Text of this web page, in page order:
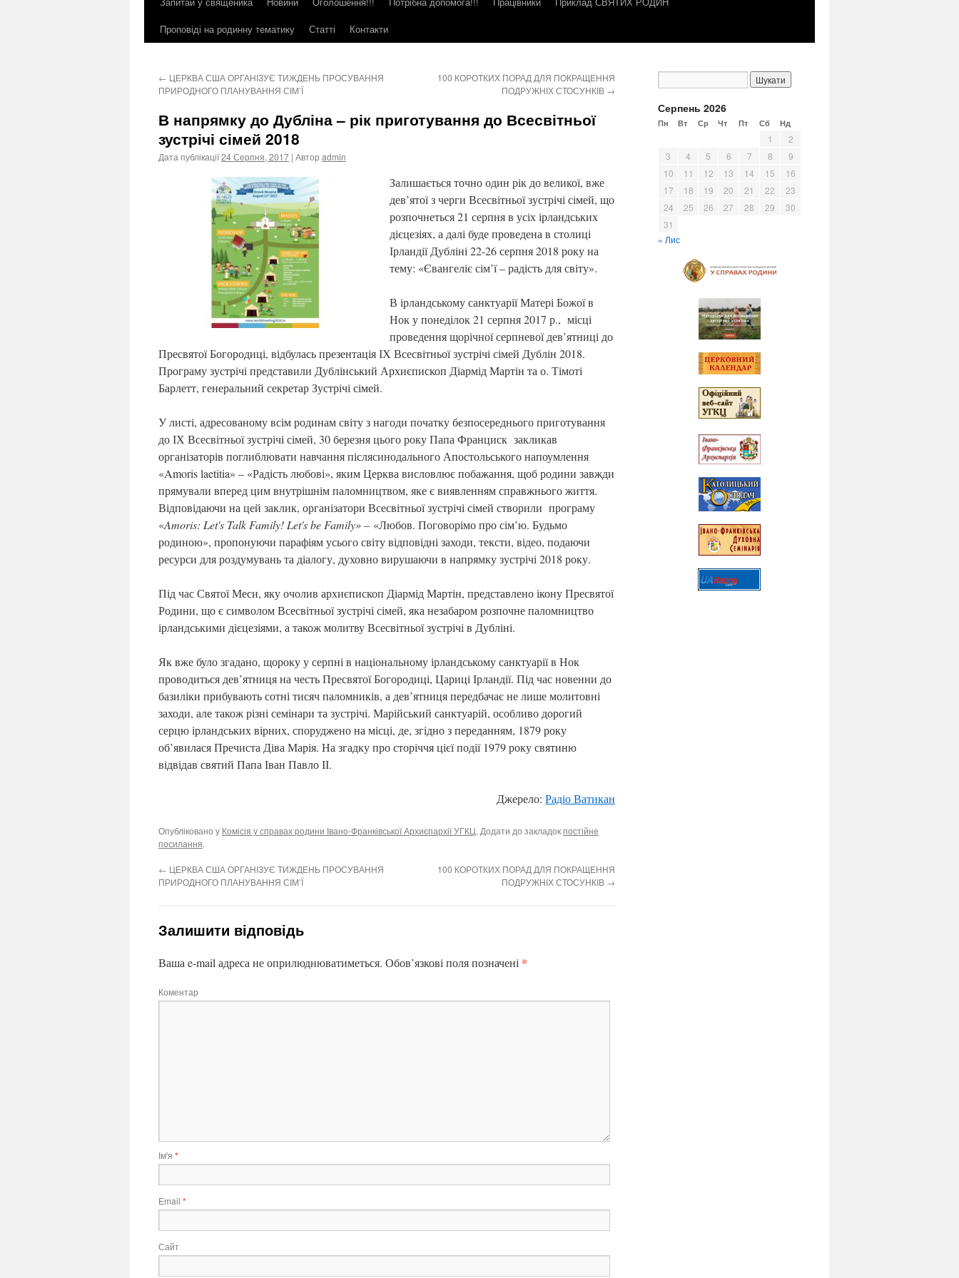
контенту
Проповіді на родинну тематику
Статті Контакти
← ЦЕРКВА США ОРГАНІЗУЄ ТИЖДЕНЬ ПРОСУВАННЯ
ПРИРОДНОГО ПЛАНУВАННЯ СІМ’Ї
100 КОРОТКИХ ПОРАД ДЛЯ ПОКРАЩЕННЯ
ПОДРУЖНІХ СТОСУНКІВ →
В напрямку до Дубліна – рік приготування до Всесвітньої
зустрічі сімей 2018
Дата публікації24 Серпня, 2017 | Автор admin
Залишається точно один рік до великої, вже
дев’ятої з черги Всесвітньої зустрічі сімей, що
розпочнеться 21 серпня в усіх ірландських
дієцезіях, а далі буде проведена в столиці
Ірландії Дубліні 22-26 серпня 2018 року на
тему: «Євангеліє сім’ї – радість для світу».
В ірландському санктуарії Матері Божої в
Нок у понеділок 21 серпня 2017 р., місці
проведення щорічної серпневої дев’ятниці до
Пресвятої Богородиці, відбулась презентація ІХ Всесвітньої зустрічі сімей Дублін 2018.
Програму зустрічі представили Дублінський Архиєпископ Діармід Мартін та о. Тімоті
Барлетт, генеральний секретар Зустрічі сімей.
У листі, адресованому всім родинам світу з нагоди початку безпосереднього приготування
до ІХ Всесвітньої зустрічі сімей, 30 березня цього року Папа Франциск закликав
організаторів поглиблювати навчання післясинодального Апостольського напоумлення
«Amoris laetitia» – «Радість любові», яким Церква висловлює побажання, щоб родини завжди
прямували вперед цим внутрішнім паломництвом, яке є виявленням справжнього життя.
Відповідаючи на цей заклик, організатори Всесвітньої зустрічі сімей створили програму
«Amoris: Let's Talk Family! Let's be Family» – «Любов. Поговорімо про сім’ю. Будьмо
родиною», пропонуючи парафіям усього світу відповідні заходи, тексти, відео, подаючи
ресурси для роздумувань та діалогу, духовно вирушаючи в напрямку зустрічі 2018 року.
Під час Святої Меси, яку очолив архиєпископ Діармід Мартін, представлено ікону Пресвятої
Родини, що є символом Всесвітньої зустрічі сімей, яка незабаром розпочне паломництво
ірландськими дієцезіями, а також молитву Всесвітньої зустрічі в Дубліні.
Як вже було згадано, щороку у серпні в національному ірландському санктуарії в Нок
проводиться дев’ятниця на честь Пресвятої Богородиці, Цариці Ірландії. Під час новенни до
базиліки прибувають сотні тисяч паломників, а дев’ятниця передбачає не лише молитовні
заходи, але також різні семінари та зустрічі. Марійський санктуарій, особливо дорогий
серцю ірландських вірних, споруджено на місці, де, згідно з переданням, 1879 року
об’явилася Пречиста Діва Марія. На згадку про сторіччя цієї події 1979 року святиню
відвідав святий Папа Іван Павло ІІ.
Джерело: Радіо Ватикан
Опубліковано у Комісія у справах родини Івано-Франківської Архиєпархії УГКЦ. Додати до закладокпостійне
посилання.
← ЦЕРКВА США ОРГАНІЗУЄ ТИЖДЕНЬ ПРОСУВАННЯ
ПРИРОДНОГО ПЛАНУВАННЯ СІМ’Ї
100 КОРОТКИХ ПОРАД ДЛЯ ПОКРАЩЕННЯ
ПОДРУЖНІХ СТОСУНКІВ →
Залишити відповідь
Ваша e-mail адреса не оприлюднюватиметься. Обов’язкові поля позначені *
Коментар
Ім'я *
Email *
Сайт
Серпень 2026
Пн Вт Ср Чт Пт Сб Нд
1
2
3
4 5 6 7 8
9
10
11 12 13 14 15
16
17
18 19 20 21 22
23
24
25 26 27 28 29
30
31
« Лис